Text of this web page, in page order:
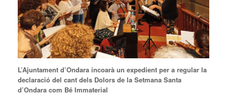
L’Ajuntament d’Ondara incoarà un expedient per a regular la
declaració del cant dels Dolors de la Setmana Santa
d’Ondara com Bé Immaterial